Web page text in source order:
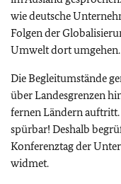
wie deutsche
Folgen der
Umwelt dort umgehen.
Die Begleitumstände
über Landesgrenzen
fernen Ländern auftritt.
spürbar! Deshalb
Konferenztag der
widmet.